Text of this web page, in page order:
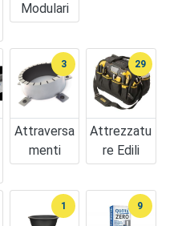
Modulari
Attraversa
Menti
3
Attrezzatu
Re Edili
29
1 9